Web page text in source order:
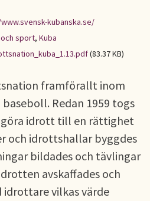
kubanska.se/
sport, Kuba
(83.37 KB)
framförallt inom
Redan 1959 togs
idrott till en rättighet
och idrottshallar byggdes
bildades och tävlingar
avskaffades och
vilkas värde